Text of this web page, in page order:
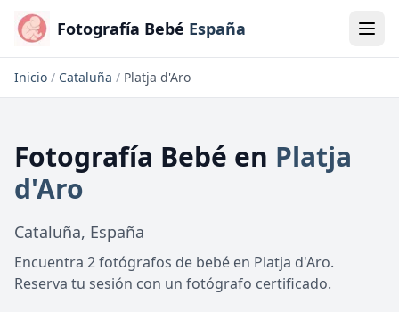
Fotografía Bebé España
Inicio / Cataluña / Platja d'Aro
Fotografía Bebé en Platja
d'Aro
Cataluña, España
Encuentra 2 fotógrafos de bebé en Platja d'Aro.
Reserva tu sesión con un fotógrafo certificado.